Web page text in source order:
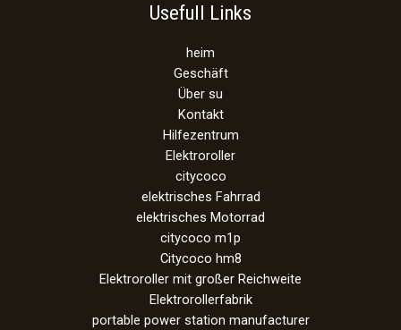
Usefull Links
heim
Geschäft
Über su
Kontakt
Hilfezentrum
Elektroroller
citycoco
elektrisches Fahrrad
elektrisches Motorrad
citycoco m1p
Citycoco hm8
Elektroroller mit großer Reichweite
Elektrorollerfabrik
portable power station manufacturer